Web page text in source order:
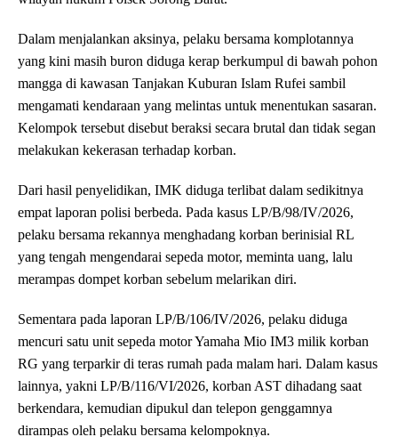
Dalam menjalankan aksinya, pelaku bersama komplotannya
yang kini masih buron diduga kerap berkumpul di bawah pohon
mangga di kawasan Tanjakan Kuburan Islam Rufei sambil
mengamati kendaraan yang melintas untuk menentukan sasaran.
Kelompok tersebut disebut beraksi secara brutal dan tidak segan
melakukan kekerasan terhadap korban.
Dari hasil penyelidikan, IMK diduga terlibat dalam sedikitnya
empat laporan polisi berbeda. Pada kasus LP/B/98/IV/2026,
pelaku bersama rekannya menghadang korban berinisial RL
yang tengah mengendarai sepeda motor, meminta uang, lalu
merampas dompet korban sebelum melarikan diri.
Sementara pada laporan LP/B/106/IV/2026, pelaku diduga
mencuri satu unit sepeda motor Yamaha Mio IM3 milik korban
RG yang terparkir di teras rumah pada malam hari. Dalam kasus
lainnya, yakni LP/B/116/VI/2026, korban AST dihadang saat
berkendara, kemudian dipukul dan telepon genggamnya
dirampas oleh pelaku bersama kelompoknya.